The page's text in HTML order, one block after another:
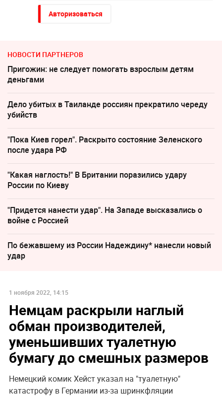
Авторизоваться
НОВОСТИ ПАРТНЕРОВ
Пригожин: не следует помогать взрослым детям
деньгами
Дело убитых в Таиланде россиян прекратило череду
убийств
"Пока Киев горел". Раскрыто состояние Зеленского
после удара РФ
"Какая наглость!" В Британии поразились удару
России по Киеву
"Придется нанести удар". На Западе высказались о
войне с Россией
По бежавшему из России Надеждину* нанесли новый
удар
1 ноября 2022, 14:15
Немцам раскрыли наглый
обман производителей,
уменьшивших туалетную
бумагу до смешных размеров
Немецкий комик Хейст указал на "туалетную"
катастрофу в Германии из-за шринкфляции